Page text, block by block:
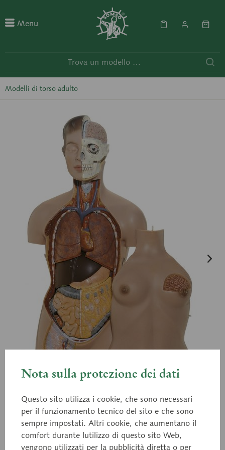
Menu
Modelli di torso adulto
AS 40
Nota sulla protezione dei dati
Questo sito utilizza i cookie, che sono necessari
per il funzionamento tecnico del sito e che sono
sempre impostati. Altri cookie, che aumentano il
comfort durante lutilizzo di questo sito Web,
vengono utilizzati per la pubblicità diretta o per